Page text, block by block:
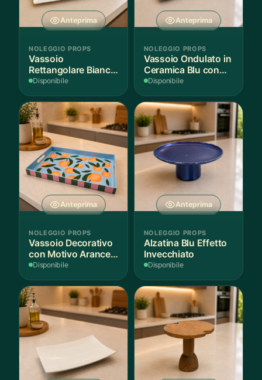
Anteprima
NOLEGGIO PROPS
Vassoio
Rettangolare Bianco
per Scenografie
Disponibile
Anteprima
NOLEGGIO PROPS
Vassoio Ondulato in
Ceramica Blu con
Bordo Dorato
Disponibile
Anteprima
NOLEGGIO PROPS
Vassoio Decorativo
con Motivo Arance e
Foglie
Disponibile
Anteprima
NOLEGGIO PROPS
Alzatina Blu Effetto
Invecchiato
Disponibile